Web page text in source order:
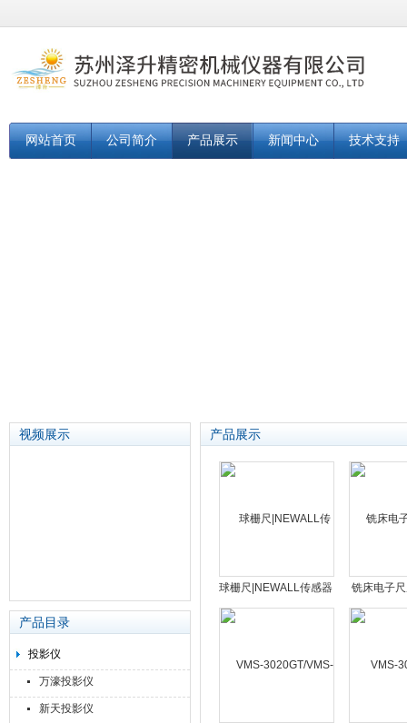
网站首页 公司简介 产品展示 新闻中心 技术支持
视频展示
产品目录
投影仪
万濠投影仪
新天投影仪
产品展示
球栅尺|NEWALL传感器
编码器
铣床电子
车床数显